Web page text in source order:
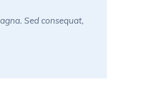
Sed consequat,